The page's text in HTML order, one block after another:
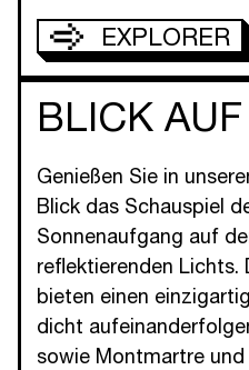
EXPLORER
BLICK
Genießen Sie in
Blick das Schauspiel
Sonnenaufgang auf
reflektierenden Lichts.
bieten einen
dicht
sowie Montmartre